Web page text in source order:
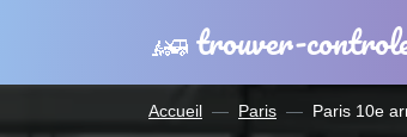
trouver-
Accueil Paris Paris 10e